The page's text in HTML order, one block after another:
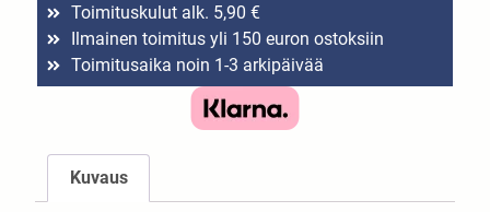
Toimituskulut alk. 5,90 €
Ilmainen toimitus yli 150 euron ostoksiin
Toimitusaika noin 1-3 arkipäivää
Kuvaus